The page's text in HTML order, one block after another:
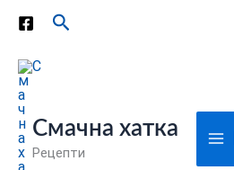
Перейти
вмісту
Пошук
Смачна хатка
Рецепти